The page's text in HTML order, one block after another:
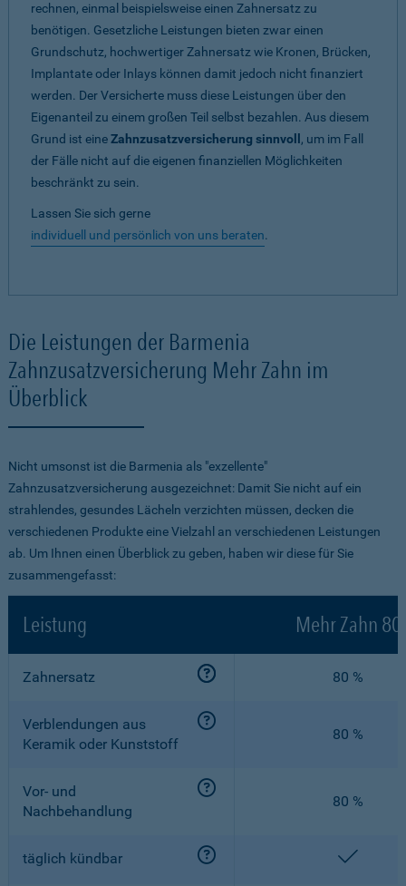
rechnen, einmal beispielsweise einen Zahnersatz zu
benötigen. Gesetzliche Leistungen bieten zwar einen
Grundschutz, hochwertiger Zahnersatz wie Kronen, Brücken,
Implantate oder Inlays können damit jedoch nicht finanziert
werden. Der Versicherte muss diese Leistungen über den
Eigenanteil zu einem großen Teil selbst bezahlen. Aus diesem
Grund ist eineZahnzusatzversicherung sinnvoll , um im Fall
der Fälle nicht auf die eigenen finanziellen Möglichkeiten
beschränkt zu sein.
Lassen Sie sich gerne
individuell und persönlich von uns beraten.
Die Leistungen der Barmenia
Zahnzusatzversicherung Mehr Zahn im
Überblick
Nicht umsonst ist die Barmenia als "exzellente"
Zahnzusatzversicherung ausgezeichnet: Damit Sie nicht auf ein
strahlendes, gesundes Lächeln verzichten müssen, decken die
verschiedenen Produkte eine Vielzahl an verschiedenen Leistungen
ab. Um Ihnen einen Überblick zu geben, haben wir diese für Sie
zusammengefasst:
Leistung Mehr Zahn 80
Zahnersatz 80 %
Verblendungen aus
Keramik oder Kunststoff
80 %
Vor- und
Nachbehandlung
80 %
täglich kündbar